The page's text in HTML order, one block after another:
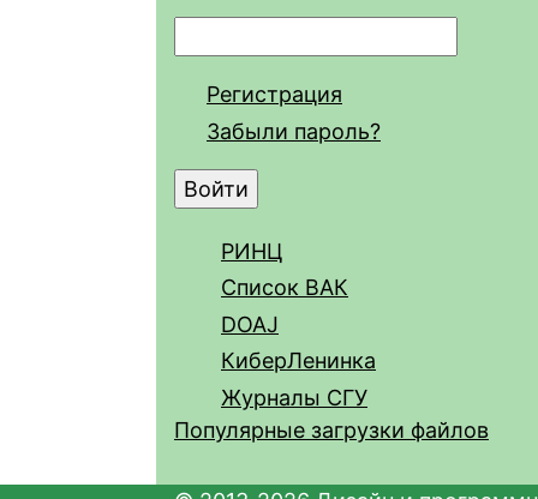
Регистрация
Забыли пароль?
РИНЦ
Список ВАК
DOAJ
КиберЛенинка
Журналы СГУ
Популярные загрузки файлов